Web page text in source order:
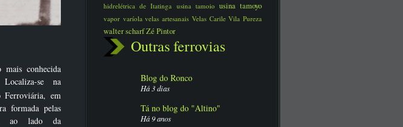
conhecida
Localiza-se na
Ferroviária, em
formada pelas
ao lado da
hidrelétrica de Itatinga usina tamoio usina tamoyo
vapor varíolavelas artesanais Velas CarileVila Pureza
walter scharfZé Pintor
Outras ferrovias
Blog do Ronco
Há 3 dias
Tá no blog do "Altino"
Há 9 anos